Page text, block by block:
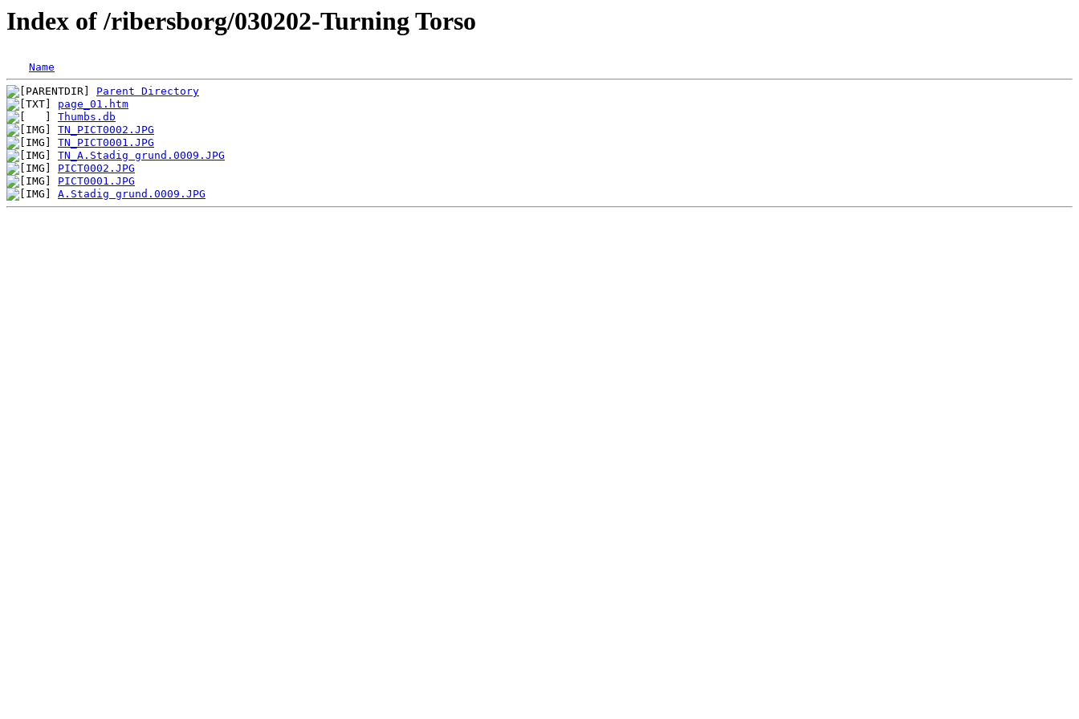
Index of /ribersborg/030202-Turning Torso
Name
Parent Directory
page_01.htm
Thumbs.db
TN_PICT0002.JPG
TN_PICT0001.JPG
TN_A.Stadig grund.0009.JPG
PICT0002.JPG
PICT0001.JPG
A.Stadig grund.0009.JPG